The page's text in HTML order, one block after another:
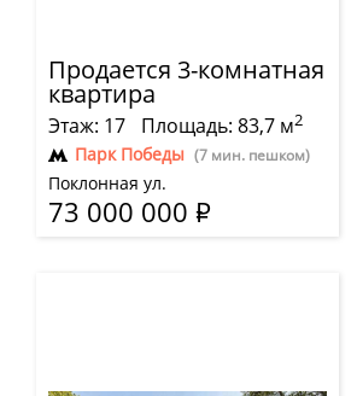
Продается 3-комнатная
квартира
Этаж: 17 Площадь: 83,7 м2
Парк Победы (7 мин. пешком)
Поклонная ул.
73 000 000 Р